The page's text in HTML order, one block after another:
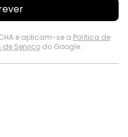
e aplicam-se a Política de
de Serviçodo Google.